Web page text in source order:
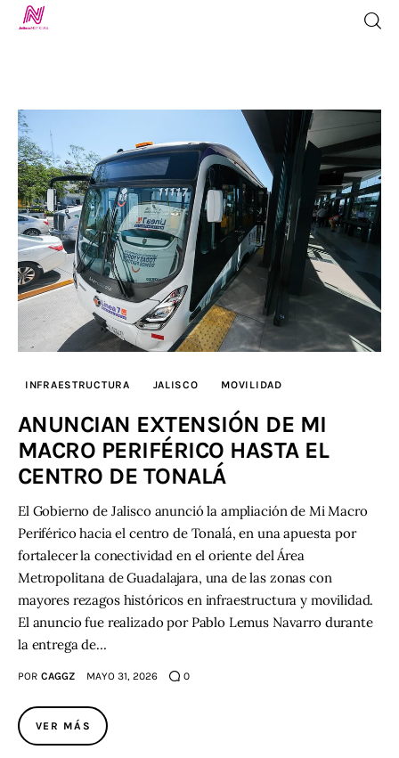
TV en Vivo
Jalisco Noticias
Programación
Jalisco TV
Jalisco RADIO / En Vivo
Contacto
INFRAESTRUCTURA JALISCO MOVILIDAD
ANUNCIAN EXTENSIÓN DE MI
MACRO PERIFÉRICO HASTA EL
CENTRO DE TONALÁ
El Gobierno de Jalisco anunció la ampliación de Mi Macro
Periférico hacia el centro de Tonalá, en una apuesta por
fortalecer la conectividad en el oriente del Área
Metropolitana de Guadalajara, una de las zonas con
mayores rezagos históricos en infraestructura y movilidad.
El anuncio fue realizado por Pablo Lemus Navarro durante
la entrega de…
POR CAGGZ MAYO 31, 2026 0
VER MÁS